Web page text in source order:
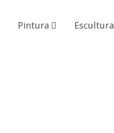
Pintura Escultura